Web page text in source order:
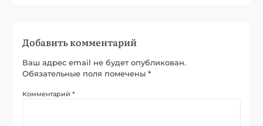
Добавить комментарий
Ваш адрес email не будет опубликован.
Обязательные поля помечены*
Комментарий*